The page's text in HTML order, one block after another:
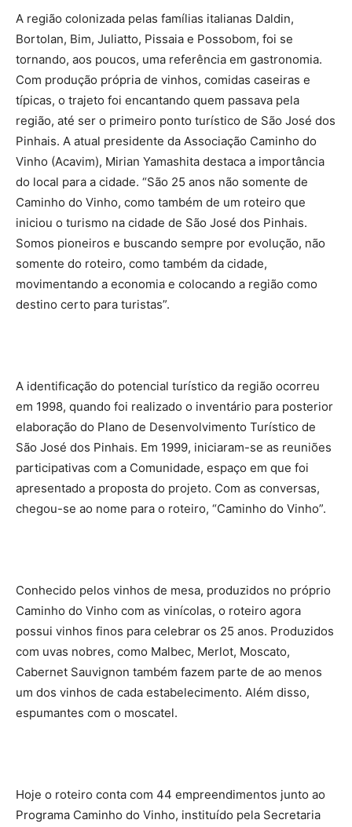
A região colonizada pelas famílias italianas Daldin,
Bortolan, Bim, Juliatto, Pissaia e Possobom, foi se
tornando, aos poucos, uma referência em gastronomia.
Com produção própria de vinhos, comidas caseiras e
típicas, o trajeto foi encantando quem passava pela
região, até ser o primeiro ponto turístico de São José dos
Pinhais. A atual presidente da Associação Caminho do
Vinho (Acavim), Mirian Yamashita destaca a importância
do local para a cidade. “São 25 anos não somente de
Caminho do Vinho, como também de um roteiro que
iniciou o turismo na cidade de São José dos Pinhais.
Somos pioneiros e buscando sempre por evolução, não
somente do roteiro, como também da cidade,
movimentando a economia e colocando a região como
destino certo para turistas”.
A identificação do potencial turístico da região ocorreu
em 1998, quando foi realizado o inventário para posterior
elaboração do Plano de Desenvolvimento Turístico de
São José dos Pinhais. Em 1999, iniciaram-se as reuniões
participativas com a Comunidade, espaço em que foi
apresentado a proposta do projeto. Com as conversas,
chegou-se ao nome para o roteiro, “Caminho do Vinho”.
Conhecido pelos vinhos de mesa, produzidos no próprio
Caminho do Vinho com as vinícolas, o roteiro agora
possui vinhos finos para celebrar os 25 anos. Produzidos
com uvas nobres, como Malbec, Merlot, Moscato,
Cabernet Sauvignon também fazem parte de ao menos
um dos vinhos de cada estabelecimento. Além disso,
espumantes com o moscatel.
Hoje o roteiro conta com 44 empreendimentos junto ao
Programa Caminho do Vinho, instituído pela Secretaria